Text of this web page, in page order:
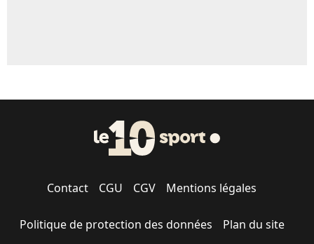
Contact CGU CGV Mentions légales
Politique de protection des données Plan du site